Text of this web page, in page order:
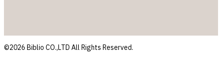
©2026 Biblio CO.,LTD All Rights Reserved.